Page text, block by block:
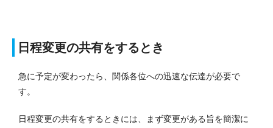
日程変更の共有をするとき
急に予定が変わったら、関係各位への迅速な伝達が必要で
す。
日程変更の共有をするときには、まず変更がある旨を簡潔に